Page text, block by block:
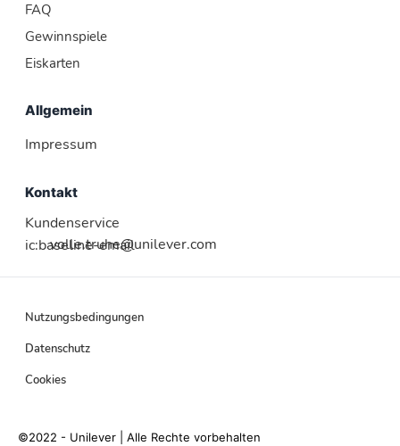
FAQ
Gewinnspiele
Eiskarten
Allgemein
Impressum
Kontakt
Kundenservice
ic:baseline-email
volle.truhe@unilever.com
Nutzungsbedingungen
Datenschutz
Cookies
©2022 - Unilever | Alle Rechte vorbehalten